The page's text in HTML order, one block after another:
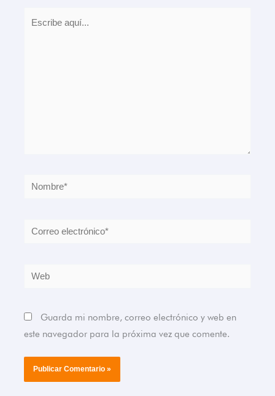
Nombre*
Correo
Web
Guarda mi nombre, correo electrónico y web en
este navegador para la próxima vez que comente.